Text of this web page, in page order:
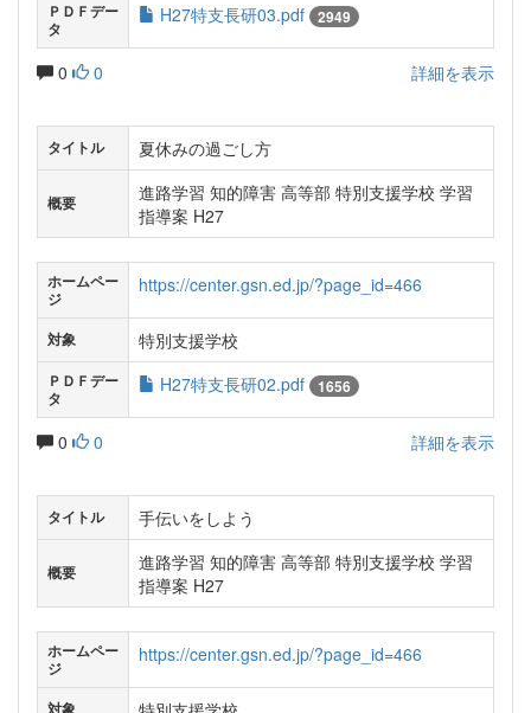
ＰＤＦデー
タ
H27特支長研03.pdf 2949
0 0 詳細を表示
タイトル 夏休みの過ごし方
概要
進路学習 知的障害 高等部 特別支援学校 学習
指導案 H27
ホームペー
ジ
https://center.gsn.ed.jp/?page_id=466
対象 特別支援学校
ＰＤＦデー
タ
H27特支長研02.pdf 1656
0 0 詳細を表示
タイトル 手伝いをしよう
概要
進路学習 知的障害 高等部 特別支援学校 学習
指導案 H27
ホームペー
ジ
https://center.gsn.ed.jp/?page_id=466
対象